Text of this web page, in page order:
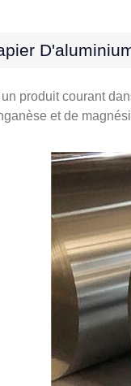
produit courant
et de